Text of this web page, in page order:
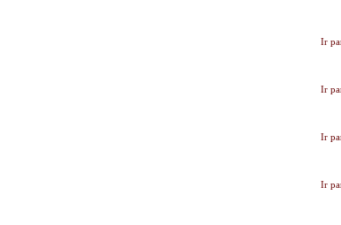
Ir
Ir
Ir
Ir